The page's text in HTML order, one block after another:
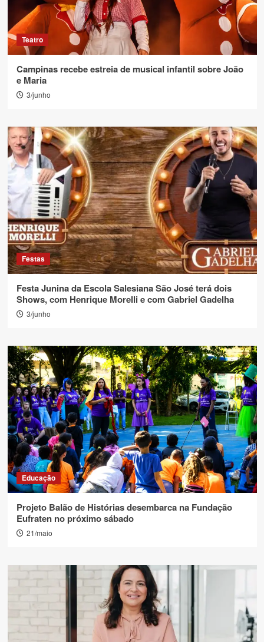
Teatro
Campinas recebe estreia de musical infantil sobre João
e Maria
3/junho
Festas
Festa Junina da Escola Salesiana São José terá dois
Shows, com Henrique Morelli e com Gabriel Gadelha
3/junho
Educação
Projeto Balão de Histórias desembarca na Fundação
Eufraten no próximo sábado
21/maio